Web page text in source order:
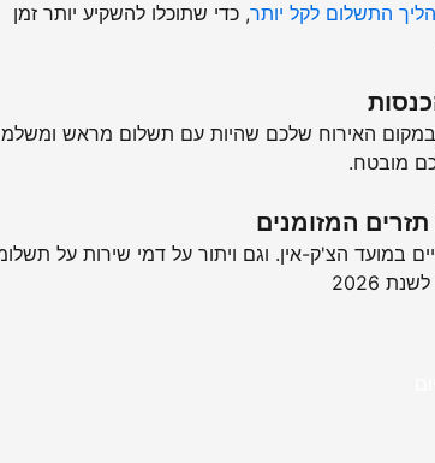
התשלום לקל יותר, כדי שתוכלו להשקיע יותר זמן
במקום האירוח שלכם שהיות עם תשלום מראש
מובטח.
המזומנים
במועד הצ'ק-אין. וגם ויתור על דמי שירות על